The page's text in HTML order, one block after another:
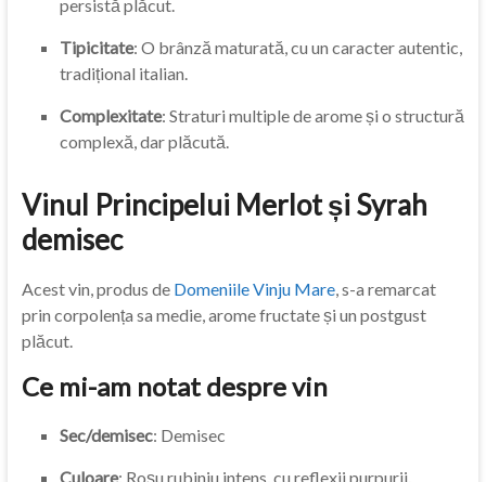
persistă plăcut.
Tipicitate: O brânză maturată, cu un caracter autentic,
tradițional italian.
Complexitate: Straturi multiple de arome și o structură
complexă, dar plăcută.
Vinul Principelui Merlot și Syrah
demisec
Acest vin, produs de Domeniile Vinju Mare, s-a remarcat
prin corpolența sa medie, arome fructate și un postgust
plăcut.
Ce mi-am notat despre vin
Sec/demisec: Demisec
Culoare: Roșu rubiniu intens, cu reflexii purpurii.